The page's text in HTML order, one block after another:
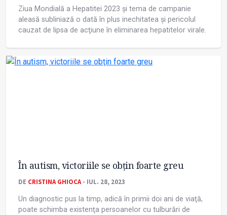
Ziua Mondială a Hepatitei 2023 și tema de campanie
aleasă subliniază o dată în plus inechitatea și pericolul
cauzat de lipsa de acţiune în eliminarea hepatitelor virale.
În autism, victoriile se obţin foarte greu
DE CRISTINA GHIOCA- IUL. 28, 2023
Un diagnostic pus la timp, adică în primii doi ani de viaţă,
poate schimba existenţa persoanelor cu tulburări de